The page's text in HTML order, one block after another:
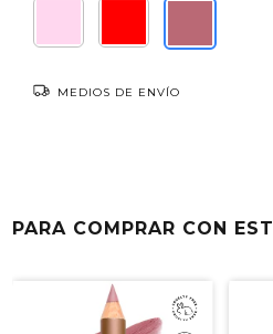
MEDIOS DE ENVÍO
PARA COMPRAR CON